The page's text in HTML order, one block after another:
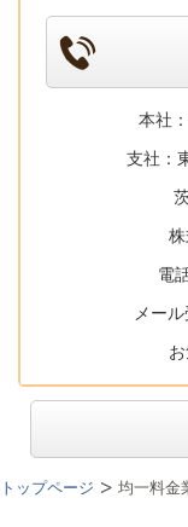
本社
支社：
茨城
電
メー
トップページ 均一料金